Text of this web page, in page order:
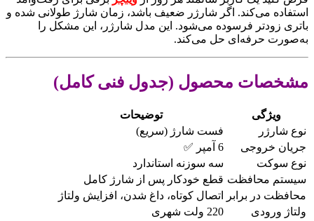
استفاده می‌کند. اگر شارژر ضعیف باشد، زمان شارژ طولانی شده و
باتری زودتر فرسوده می‌شود. این مدل شارژر، این مشکل را
به‌صورت حرفه‌ای حل می‌کند.
مشخصات محصول (جدول فنی کامل)
ویژگی
توضیحات
نوع شارژر
فست شارژ (سریع)
جریان خروجی
6 آمپر ✅
نوع سوکت
سه سوزنه استاندارد
سیستم محافظت قطع خودکار پس از شارژ کامل
محافظت در برابر
اتصال کوتاه، داغ شدن، افزایش ولتاژ
ولتاژ ورودی
220 ولت شهری